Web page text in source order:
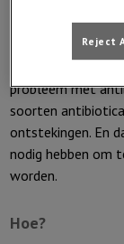
In de
probleem met
soorten
ontstekingen. En
nodig hebben om
worden.
Hoe?
Reject